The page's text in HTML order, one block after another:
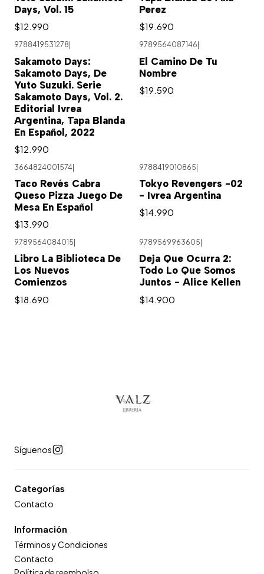
Days, Vol. 15
$12.990
Perez
$19.690
9788419531278
Sakamoto Days:
Sakamoto Days, De
Yuto Suzuki. Serie
Sakamoto Days, Vol. 2.
Editorial Ivrea
Argentina, Tapa Blanda
En Español, 2022
$12.990
9789564087146
El Camino De Tu
Nombre
$19.590
3664824001574
Taco Revés Cabra
Queso Pizza Juego De
Mesa En Español
$13.990
9788419010865
Tokyo Revengers -02
- Ivrea Argentina
$14.990
9789564084015
Libro La Biblioteca De
Los Nuevos
Comienzos
$18.690
9789569963605
Deja Que Ocurra 2:
Todo Lo Que Somos
Juntos - Alice Kellen
$14.900
Síguenos
Categorías
Contacto
Información
Términos y Condiciones
Contacto